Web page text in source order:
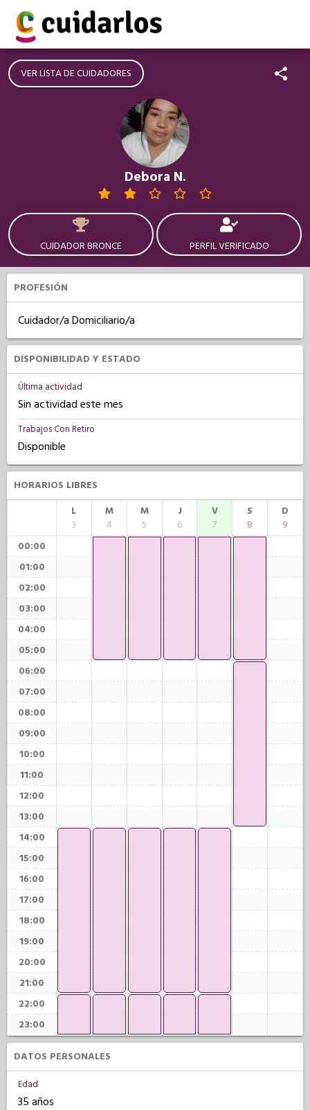
VER LISTA DE CUIDADORES
Debora N.
CUIDADOR BRONCE PERFIL VERIFICADO
PROFESIÓN
Cuidador/a Domiciliario/a
DISPONIBILIDAD Y ESTADO
Última actividad
Sin actividad este mes
Trabajos Con Retiro
Disponible
HORARIOS LIBRES
L
3
M
4
M
5
J
6
V
7
S
8
D
9
00:00
01:00
02:00
03:00
04:00
05:00
06:00
07:00
08:00
09:00
10:00
11:00
12:00
13:00
14:00
15:00
16:00
17:00
18:00
19:00
20:00
21:00
22:00
23:00
DATOS PERSONALES
Edad
35 años